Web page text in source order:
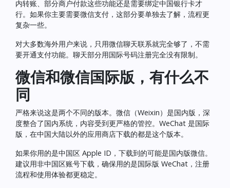
内转账、部分商户付款这些功能还是需要绑定中国银行卡才
行。如果你主要需要微信支付，这部分要单独去了解，流程更
复杂一些。
对大多数海外用户来说，只用微信聊天联系就完全够了，不需
要开通支付功能。聊天部分用国际号码注册完全没有限制。
微信和微信国际版，有什么不
同
严格来说这是两个不同的版本。微信（Weixin）是国内版，深
度整合了国内系统，内容受到更严格的管控。WeChat 是国际
版，在中国大陆以外的应用商店下载的都是这个版本。
如果你用的是中国区 Apple ID，下载到的可能是国内版微信。
建议用非中国区账号下载，确保用的是国际版 WeChat，注册
流程和使用体验都更稳定。